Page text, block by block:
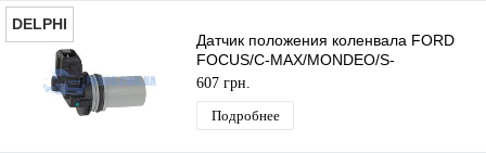
DELPHI
Датчик положения коленвала FORD
FOCUS/C-MAX/MONDEO/S-
MAX/GALAXY/CONNECT 2003-2015
DELPHI
607 грн.
Подробнее